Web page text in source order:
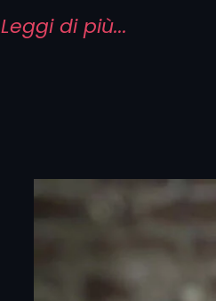
di vita e
richiama il
ciclicità
Leggi di più...